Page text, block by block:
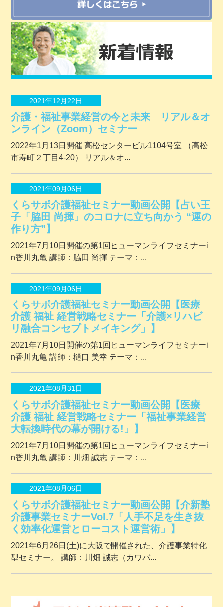
2021年12月22日
介護・福祉事業経営の今と未来 リアル＆オ
ンライン（Zoom）セミナー
2022年1月13日開催 ⾼松センタービル1104号室 （⾼松
市寿町２丁⽬4-20） リアル＆オ...
2021年09月06日
くらサポ介護福祉セミナー動画公開【占い王
子「脇田 尚揮」のコロナに立ち向かう “運の
作り方”】
2021年7月10日開催の第1回ヒューマンライフセミナーi
n香川丸亀 講師：脇田 尚揮 テーマ：...
2021年09月06日
くらサポ介護福祉セミナー動画公開【医療
介護 福祉 経営戦略セミナー「介護×リハビ
リ融合コンセプトメイキング」】
2021年7月10日開催の第1回ヒューマンライフセミナーi
n香川丸亀 講師：樋口 美幸 テーマ：...
2021年08月31日
くらサポ介護福祉セミナー動画公開【医療
介護 福祉 経営戦略セミナー「福祉事業経営
大転換時代の幕が開ける!」】
2021年7月10日開催の第1回ヒューマンライフセミナーi
n香川丸亀 講師：川畑 誠志 テーマ：...
2021年08月06日
くらサポ介護福祉セミナー動画公開【介新塾
介護事業セミナーVol.7「人手不足を生き抜
く効率化運営とローコスト運営術」】
2021年6月26日(土)に大阪で開催された、介護事業特化
型セミナー。 講師：川畑 誠志（カワバ...